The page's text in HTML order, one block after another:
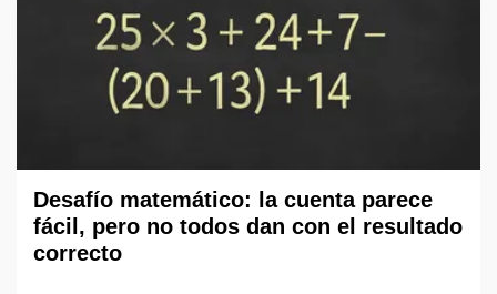
Desafío matemático: la cuenta parece
fácil, pero no todos dan con el resultado
correcto